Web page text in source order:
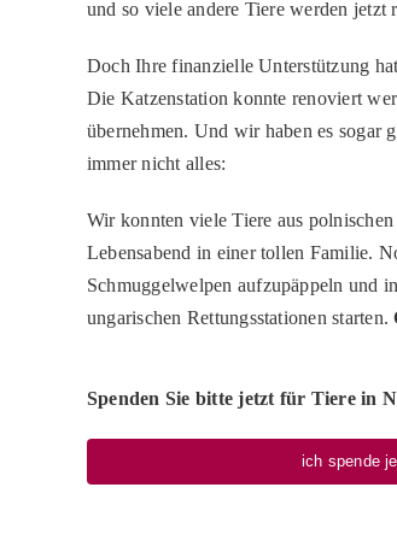
und so viele andere Tiere werden jetzt
Doch Ihre finanzielle Unterstützung
Die Katzenstation konnte renoviert
übernehmen. Und wir haben es sogar
immer nicht alles:
Wir konnten viele Tiere aus
Lebensabend in einer tollen Familie.
Schmuggelwelpen aufzupäppeln und
ungarischen Rettungsstationen starten.
Spenden Sie bitte jetzt für Tiere in
ich spende